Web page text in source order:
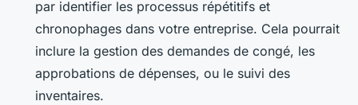
par identifier les processus répétitifs et
chronophages dans votre entreprise. Cela pourrait
inclure la gestion des demandes de congé, les
approbations de dépenses, ou le suivi des
inventaires.